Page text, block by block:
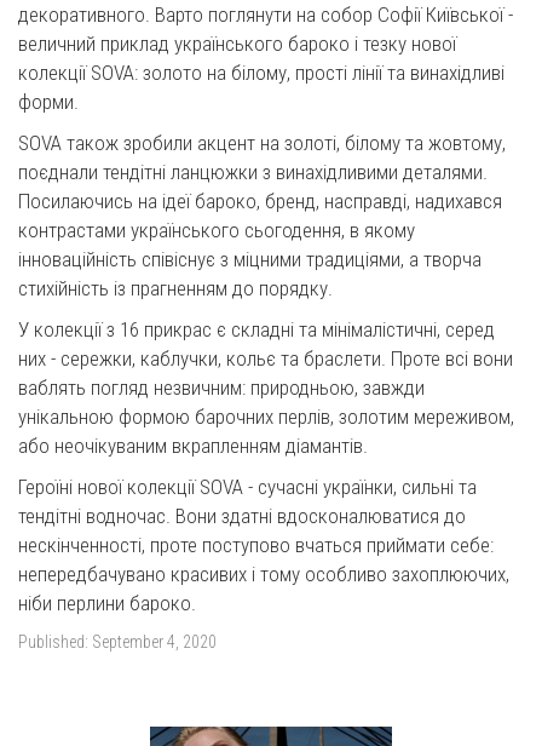
декоративного. Варто поглянути на собор Софії Київської -
величний приклад українського бароко і тезку нової
колекції SOVA: золото на білому, прості лінії та винахідливі
форми.
SOVA також зробили акцент на золоті, білому та жовтому,
поєднали тендітні ланцюжки з винахідливими деталями.
Посилаючись на ідеї бароко, бренд, насправді, надихався
контрастами українського сьогодення, в якому
інноваційність співіснує з міцними традиціями, а творча
стихійність із прагненням до порядку.
У колекції з 16 прикрас є складні та мінімалістичні, серед
них - сережки, каблучки, кольє та браслети. Проте всі вони
ваблять погляд незвичним: природньою, завжди
унікальною формою барочних перлів, золотим мереживом,
або неочікуваним вкрапленням діамантів.
Героїні нової колекції SOVA - сучасні українки, сильні та
тендітні водночас. Вони здатні вдосконалюватися до
нескінченності, проте поступово вчаться приймати себе:
непередбачувано красивих і тому особливо захоплюючих,
ніби перлини бароко.
Published: September 4, 2020